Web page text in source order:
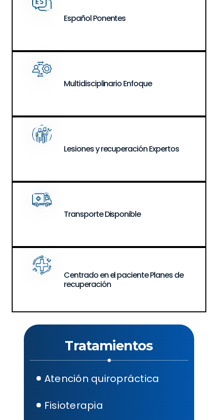
EspañolPonentes
MultidisciplinarioEnfoque
Lesiones y recuperaciónExpertos
TransporteDisponible
Centrado en el pacientePlanes de
recuperación
Tratamientos
Atención quiropráctica
Fisioterapia